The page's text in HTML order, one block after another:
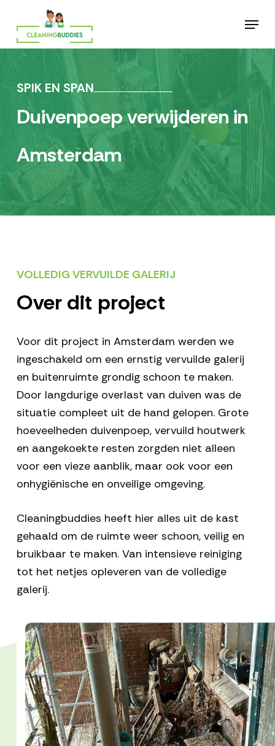
main
content
Menu
SPIK EN SPAN
Duivenpoep verwijderen in
Amsterdam
VOLLEDIG VERVUILDE GALERIJ
Over dit project
Voor dit project in Amsterdam werden we
ingeschakeld om een ernstig vervuilde galerij
en buitenruimte grondig schoon te maken.
Door langdurige overlast van duiven was de
situatie compleet uit de hand gelopen. Grote
hoeveelheden duivenpoep, vervuild houtwerk
en aangekoekte resten zorgden niet alleen
voor een vieze aanblik, maar ook voor een
onhygiënische en onveilige omgeving.
Cleaningbuddies heeft hier alles uit de kast
gehaald om de ruimte weer schoon, veilig en
bruikbaar te maken. Van intensieve reiniging
tot het netjes opleveren van de volledige
galerij.